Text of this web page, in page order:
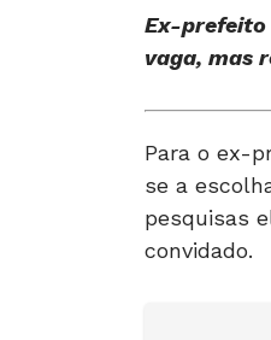
Ex-prefeito
vaga, mas
Para o ex-
se a
pesquisas
convidado.